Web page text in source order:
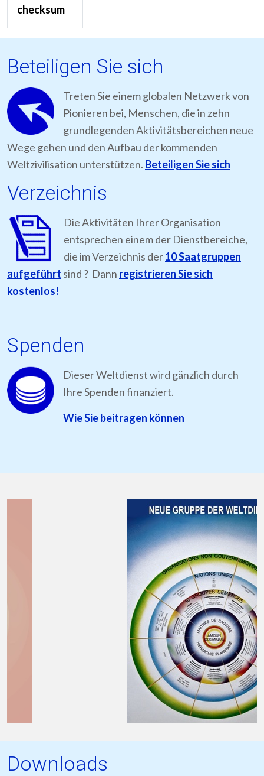
checksum
Beteiligen Sie sich
Treten Sie einem globalen Netzwerk von
Pionieren bei, Menschen, die in zehn
grundlegenden Aktivitätsbereichen neue
Wege gehen und den Aufbau der kommenden
Weltzivilisation unterstützen. Beteiligen Sie sich
Verzeichnis
Die Aktivitäten Ihrer Organisation
entsprechen einem der Dienstbereiche,
die im Verzeichnis der10 Saatgruppen
aufgeführt sind ? Dann registrieren Sie sich
kostenlos!
Spenden
Dieser Weltdienst wird gänzlich durch
Ihre Spenden finanziert.
Wie Sie beitragen können
Downloads